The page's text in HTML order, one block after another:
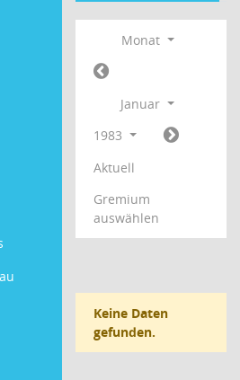
Monat
Januar
1983
Aktuell
Gremium
auswählen
Keine Daten
gefunden.